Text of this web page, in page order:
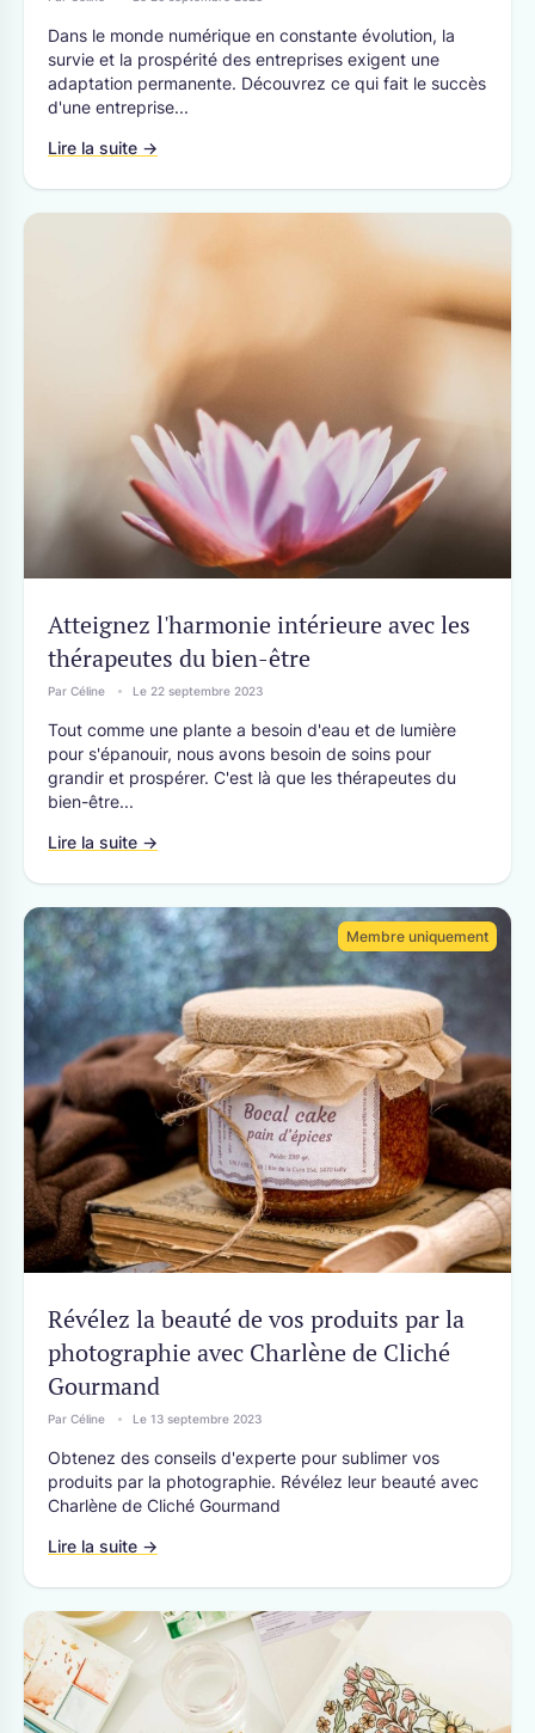
Dans le monde numérique en constante évolution, la
survie et la prospérité des entreprises exigent une
adaptation permanente. Découvrez ce qui fait le succès
d'une entreprise...
Lire la suite →
Atteignez l'harmonie intérieure avec les
thérapeutes du bien-être
Par Céline Le 22 septembre 2023
Tout comme une plante a besoin d'eau et de lumière
pour s'épanouir, nous avons besoin de soins pour
grandir et prospérer. C'est là que les thérapeutes du
bien-être...
Lire la suite →
Membre uniquement
Révélez la beauté de vos produits par la
photographie avec Charlène de Cliché
Gourmand
Par Céline Le 13 septembre 2023
Obtenez des conseils d'experte pour sublimer vos
produits par la photographie. Révélez leur beauté avec
Charlène de Cliché Gourmand
Lire la suite →